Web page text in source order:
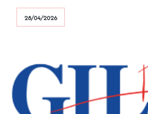
28/04/2026